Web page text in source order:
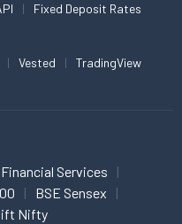
Fixed Deposit Rates
Vested TradingView
Services
BSE Sensex
Nifty